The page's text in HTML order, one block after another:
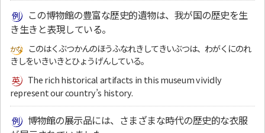
この博物館の豊富な歴史的遺物は、我が国の歴史を生
き生きと表現している。
このはくぶつかんのほうふなれきしてきいぶつは、わがくにのれ
きしをいきいきとひょうげんしている。
The rich historical artifacts in this museum vividly
represent our country’s history.
博物館の展示品には、さまざまな時代の歴史的な衣服